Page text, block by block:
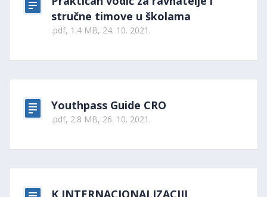
stručne timove u školama
.pdf, 1.4 MB, 24. 10. 2021.
Youthpass Guide CRO
.pdf, 2.8 MB, 26. 10. 2021.
K INTERNACIONALIZACIJI